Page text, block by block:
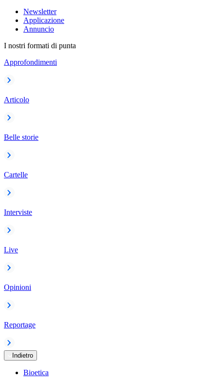
Newsletter
Applicazione
Annuncio
I nostri formati di punta
Approfondimenti
Articolo
Belle storie
Cartelle
Interviste
Live
Opinioni
Reportage
Indietro
Bioetica